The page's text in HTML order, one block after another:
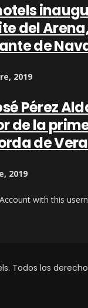
del
de
2019
Pérez
de la
de
2019
Account with this
Todos los